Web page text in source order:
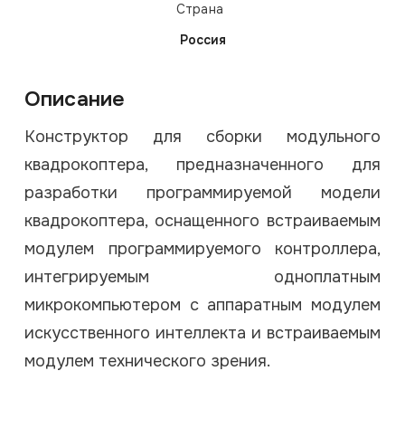
Страна
Россия
Описание
Конструктор для сборки модульного
квадрокоптера, предназначенного для
разработки программируемой модели
квадрокоптера, оснащенного встраиваемым
модулем программируемого контроллера,
интегрируемым одноплатным
микрокомпьютером с аппаратным модулем
искусственного интеллекта и встраиваемым
модулем технического зрения.